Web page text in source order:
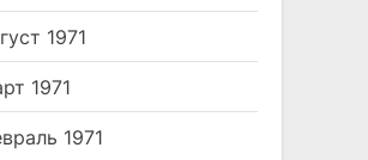
1971
1971
1971